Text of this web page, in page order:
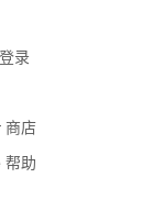
、お役に立
ていただけ